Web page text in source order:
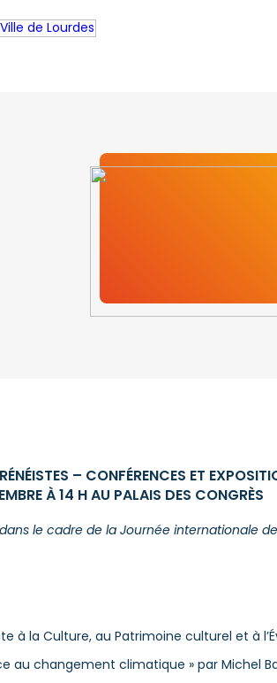
– CONFÉRENCES ET
À 14 H AU PALAIS DES CONGRÈS
le cadre de la Journée internationale
à la Culture, au Patrimoine culturel et à
au changement climatique » par Michel